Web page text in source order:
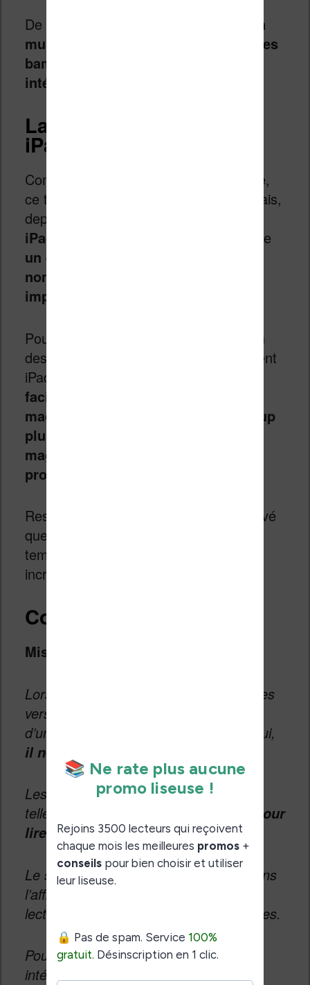
De même, si vous avez des enfants,
la
multitude de livres interactifs pour les
bambins rend cette machine très
intéressante
La lecture sur le nouvel
iPad
Comme je l’ai indiqué en début d’article,
ce test a été effectué sur un iPad 2. Mais,
depuis le printemps 2012,
iPad est disponible
. Celui-ci embarque
un écran avec une définition (le
nombre de pixel) beaucoup plus
importante
Pour l’avoir testé, cet écran corrige l’un
des problèmes présents sur le précédent
iPad.
facile de lire sur cette nouvelle
machine car les textes sont beaucoup
plus précis. Du coup, la lecture de
magazine ou de BD n’est plus un
problème.
Reste le poids qui est toujours plus élevé
que celui d’une liseuse classique et le
temps de rechargement qui est
incroyablement long (compter la nuit).
Conclusion
Mise à jour juillet 2019 :
Lors de la sortie de l’iPad en 2010 et ses
versions suivantes, il s’agissait encore
d’un bon appareil de lecture. Aujourd’hui,
il ne lui reste plus que la couleur
Les liseuses (Kobo, Kindle, etc) ont
tellement évolué qu’
acheter un iPad pour
lire des ebooks n’a pas de sens.
Le seul intérêt de l’iPad réside donc dans
l’affichage de couleurs ce qui permet la
lecture de bandes dessinées numériques.
Pour les romans, une liseuse sera plus
intéressante, moins chère, fatiguera